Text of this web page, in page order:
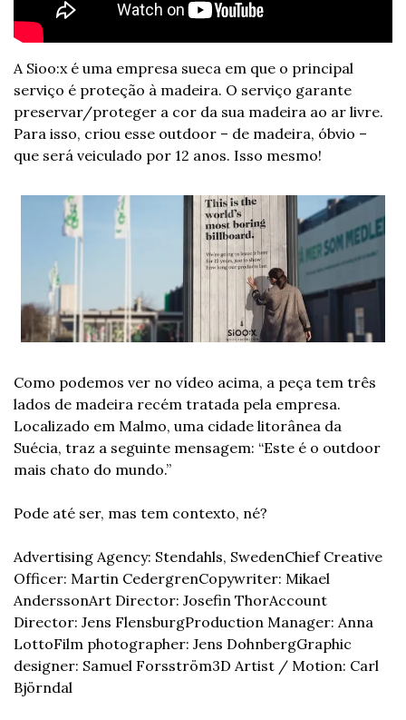
A Sioo:x é uma empresa sueca em que o principal
serviço é proteção à madeira. O serviço garante
preservar/proteger a cor da sua madeira ao ar livre.
Para isso, criou esse outdoor – de madeira, óbvio –
que será veiculado por 12 anos. Isso mesmo!
Como podemos ver no vídeo acima, a peça tem três
lados de madeira recém tratada pela empresa.
Localizado em Malmo, uma cidade litorânea da
Suécia, traz a seguinte mensagem: “Este é o outdoor
mais chato do mundo.”
Pode até ser, mas tem contexto, né?
Advertising Agency: Stendahls, SwedenChief Creative
Officer: Martin CedergrenCopywriter: Mikael
AnderssonArt Director: Josefin ThorAccount
Director: Jens FlensburgProduction Manager: Anna
LottoFilm photographer: Jens DohnbergGraphic
designer: Samuel Forsström3D Artist / Motion: Carl
Björndal